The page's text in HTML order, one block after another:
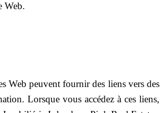
Web.
Web peuvent fournir des liens vers des
Lorsque vous accédez à ces liens,